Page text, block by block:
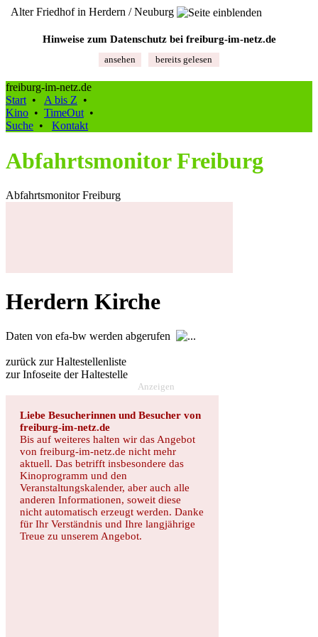
Alter Friedhof in Herdern / Neuburg
Hinweise zum Datenschutz bei freiburg‑im‑netz.de
ansehen bereits gelesen
freiburg-im-netz.de
Start • A bis Z •
Kino • TimeOut •
Suche • Kontakt
Abfahrtsmonitor Freiburg
Abfahrtsmonitor Freiburg
Herdern Kirche
Daten von efa-bw werden abgerufen
zurück zur Haltestellenliste
zur Infoseite der Haltestelle
Anzeigen
Liebe Besucherinnen und Besucher von
freiburg-im-netz.de
Bis auf weiteres halten wir das Angebot
von freiburg-im-netz.de nicht mehr
aktuell. Das betrifft insbesondere das
Kinoprogramm und den
Veranstaltungskalender, aber auch alle
anderen Informationen, soweit diese
nicht automatisch erzeugt werden. Danke
für Ihr Verständnis und Ihre langjährige
Treue zu unserem Angebot.